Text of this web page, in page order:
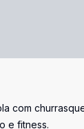
com
e fitness.